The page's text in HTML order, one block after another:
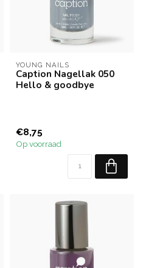
YOUNG NAILS
Caption Nagellak 050
Hello & goodbye
€8,75
Op voorraad